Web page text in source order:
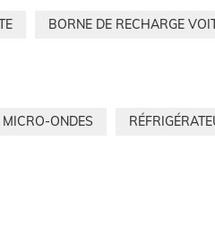
BORNE DE RECHARGE
MICRO-ONDES